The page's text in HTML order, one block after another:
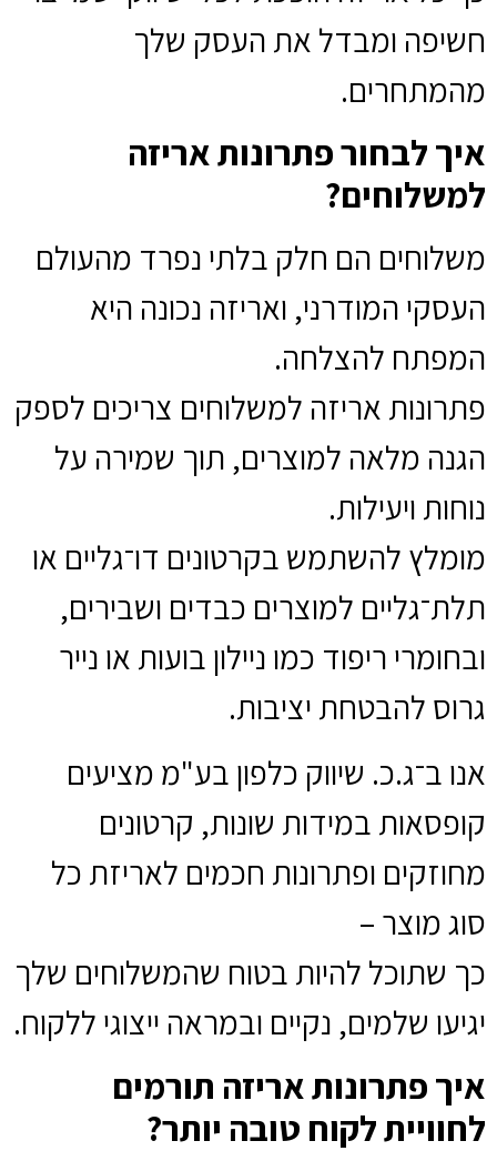
חשיפה ומבדל את העסק שלך
מהמתחרים.
איך לבחור פתרונות אריזה
למשלוחים?
משלוחים הם חלק בלתי נפרד מהעולם
העסקי המודרני, ואריזה נכונה היא
המפתח להצלחה.
פתרונות אריזה למשלוחים צריכים לספק
הגנה מלאה למוצרים, תוך שמירה על
נוחות ויעילות.
מומלץ להשתמש בקרטונים דו־גליים או
תלת־גליים למוצרים כבדים ושבירים,
ובחומרי ריפוד כמו ניילון בועות או נייר
גרוס להבטחת יציבות.
אנו ב־ג.כ. שיווק כלפון בע"מ מציעים
קופסאות במידות שונות, קרטונים
מחוזקים ופתרונות חכמים לאריזת כל
סוג מוצר –
כך שתוכל להיות בטוח שהמשלוחים שלך
יגיעו שלמים, נקיים ובמראה ייצוגי ללקוח.
איך פתרונות אריזה תורמים
לחוויית לקוח טובה יותר?